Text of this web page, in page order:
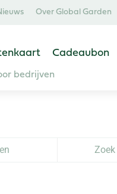
Over Global Garden
Cadeaubon
bedrijven